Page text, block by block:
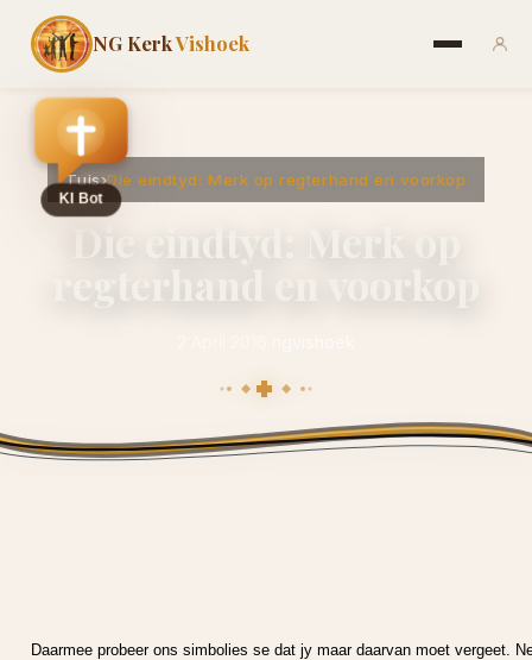
NG KerkVishoek
Tuis›Die eindtyd: Merk op regterhand en voorkop
Daarmee probeer ons simbolies se dat jy maar daarvan moet vergeet.